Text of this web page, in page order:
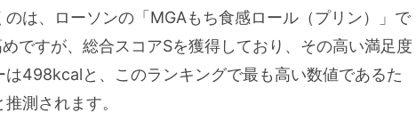
は、ローソンの「MGAもち食感ロール（プリン）」で
ですが、総合スコアSを獲得しており、その高い満足度
498kcalと、このランキングで最も高い数値であるた
測されます。